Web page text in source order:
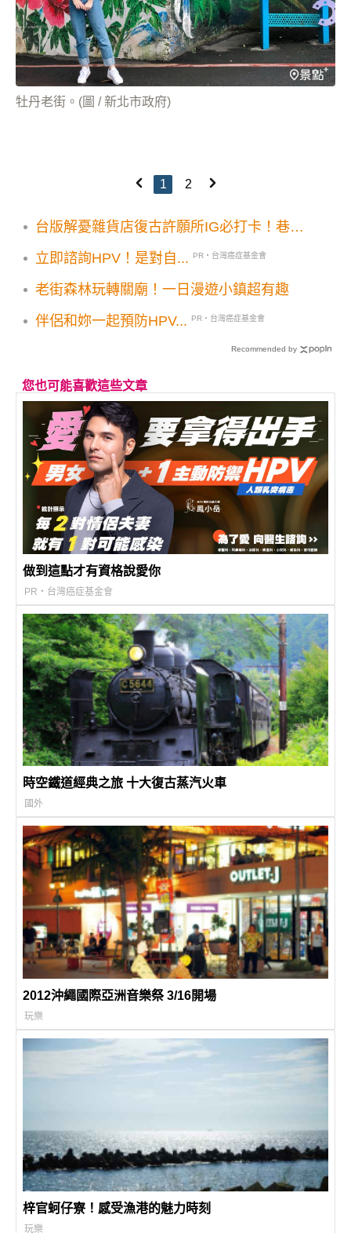
牡丹老街。(圖 / 新北市政府)
1 2
台版解憂雜貨店復古許願所IG必打卡！巷弄
立即諮詢HPV！是對自...
PR・台灣癌症基金會
老街森林玩轉關廟！一日漫遊小鎮超有趣
伴侶和妳一起預防HPV...
PR・台灣癌症基金會
Recommended by
您也可能喜歡這些文章
做到這點才有資格說愛你
PR・台灣癌症基金會
時空鐵道經典之旅 十大復古蒸汽火車
國外
2012沖繩國際亞洲音樂祭 3/16開場
玩樂
梓官蚵仔寮！感受漁港的魅力時刻
玩樂